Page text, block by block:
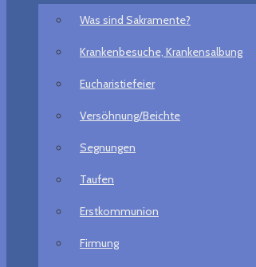
Was sind Sakramente?
Krankenbesuche, Krankensalbung
Eucharistiefeier
Versöhnung/Beichte
Segnungen
Taufen
Erstkommunion
Firmung